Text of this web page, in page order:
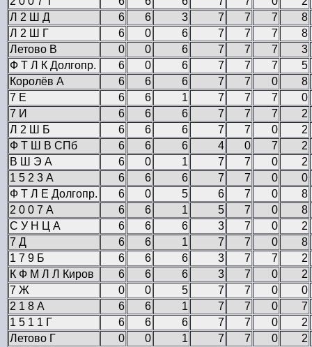
Л 2 Ш Д
6 6 3 7 7 7
8
Л 2 Ш Г
6 0 6 7 7 7
8
Летово В
0 0 6 7 7 7
3
Ф Т Л К Долгопр.
6 0 6 7 7 7
5
Королёв А
6 6 6 7 7 0
8
7 Е
6 6 1 7 7 7
0
7 И
6 6 6 7 7 7
2
Л 2 Ш Б
6 6 6 7 7 0
2
Ф Т Ш В СПб
6 6 6 4 0 7
2
В Ш Э А
6 0 1 7 7 0
2
1 5 2 3 А
6 6 6 7 7 0
0
Ф Т Л Е Долгопр.
6 0 5 6 7 0
8
2 0 0 7 А
6 6 1 5 7 0
8
С У Н Ц А
6 6 6 3 7 0
2
7 Д
6 6 1 7 7 0
8
1 7 9 Б
6 6 6 3 7 7
2
К Ф М Л Л Киров
6 6 6 3 7 0
2
7 Ж
0 0 5 7 7 0
0
2 1 8 А
6 6 1 7 7 0
7
1 5 1 1 Г
6 6 6 7 7 0
2
Летово Г
0 0 1 7 7 0
2